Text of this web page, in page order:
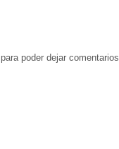
para poder dejar comentarios.